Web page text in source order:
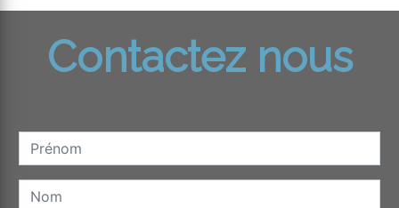
Contactez nous